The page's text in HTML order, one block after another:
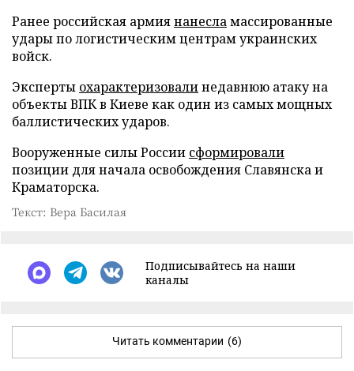
Ранее российская армиянанесламассированные
удары по логистическим центрам украинских
войск.
Эксперты охарактеризовалинедавнюю атаку на
объекты ВПК в Киеве как один из самых мощных
баллистических ударов.
Вооруженные силы России сформировали
позиции для начала освобождения Славянска и
Краматорска.
Текст: Вера Басилая
Подписывайтесь на наши
каналы
Читать комментарии (6)